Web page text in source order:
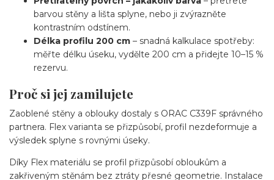
barvou stěny a lišta splyne, nebo ji zvýrazněte
kontrastním odstínem.
Délka profilu 200 cm – snadná kalkulace spotřeby:
měřte délku úseku, vydělte 200 cm a přidejte 10–15 %
rezervu.
Proč si jej zamilujete
Zaoblené stěny a oblouky dostaly s ORAC C339F správného
partnera. Flex varianta se přizpůsobí, profil nezdeformuje a
výsledek splyne s rovnými úseky.
Díky Flex materiálu se profil přizpůsobí obloukům a
zakřiveným stěnám bez ztráty přesné geometrie. Instalace